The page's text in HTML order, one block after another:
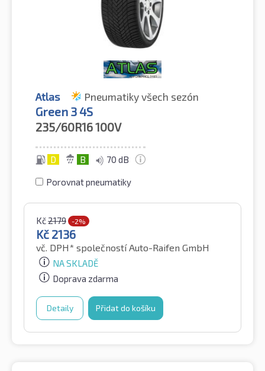
Atlas Pneumatiky všech sezón
Green 3 4S
235/60R16100V
D B 70 dB
Porovnat pneumatiky
Kč2179 -2%
Kč 2136
vč. DPH* společností Auto-Raifen GmbH
NA SKLADĚ
Doprava zdarma
Detaily Přidat do košíku